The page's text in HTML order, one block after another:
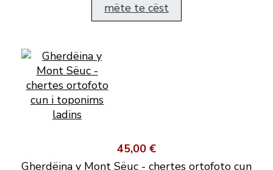
mëte te cëst
45,00 €
Gherdëina y Mont Sëuc - chertes ortofoto cun